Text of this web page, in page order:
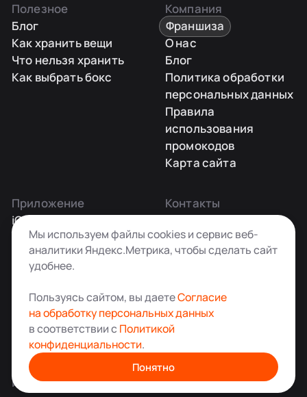
Полезное
Блог
Как хранить вещи
Что нельзя хранить
Как выбрать бокс
Компания
Франшиза
О нас
Блог
Политика обработки
персональных данных
Правила
использования
промокодов
Карта сайта
Приложение
iOS
Android
Контакты
Заказать звонок
+7 495 181-55-45
info@kladovkin.ru
Аренда склада для хранения вещей в Москве
© ООО «Кладовкин» 2026. Все права защищены
ИНН:7100007940 ОГРН:1217100007805
Мы используем файлы cookies и сервис веб-
аналитики Яндекс.Метрика, чтобы сделать сайт
удобнее.
Пользуясь сайтом, вы даетеСогласие
на обработку персональных данных
в соответствии с Политикой
конфиденциальности.
Понятно